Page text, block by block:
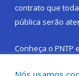
contrato que
pública serão
Conheça o PNTP